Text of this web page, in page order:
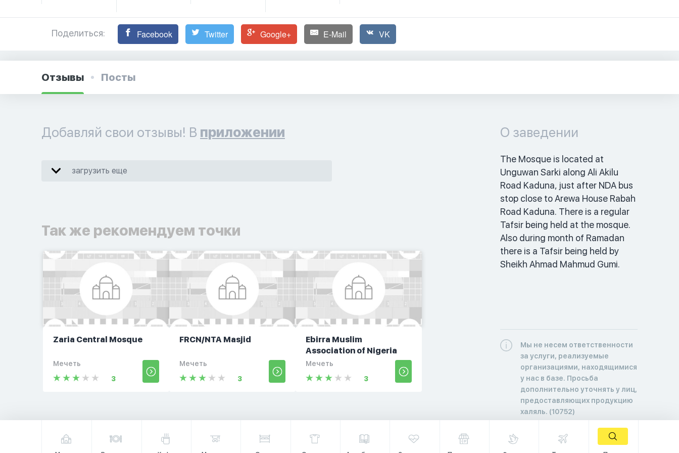
Поделиться: Facebook Twitter Google+ E-Mail VK
Отзывы Посты
Добавляй свои отзывы! В приложении
загрузить еще
Так же рекомендуем точки
Zaria Central Mosque
Мечеть
3
FRCN/NTA Masjid
Мечеть
3
Ebirra Muslim
Association of Nigeria
Мечеть
3
О заведении
The Mosque is located at
Unguwan Sarki along Ali Akilu
Road Kaduna, just after NDA bus
stop close to Arewa House Rabah
Road Kaduna. There is a regular
Tafsir being held at the mosque.
Also during month of Ramadan
there is a Tafsir being held by
Sheikh Ahmad Mahmud Gumi.
Мы не несем ответственности
за услуги, реализуемые
организациями, находящимися
у нас в базе. Просьба
дополнительно уточнять у лиц,
предоставляющих продукцию
халяль. (10752)